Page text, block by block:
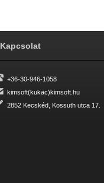
Kapcsolat
+36-30-946-1058
kimsoft(kukac)kimsoft.hu
2852 Kecskéd, Kossuth utca 17.